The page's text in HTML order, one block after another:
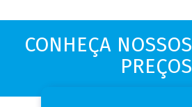
CONHEÇA NOSSOS
PREÇOS